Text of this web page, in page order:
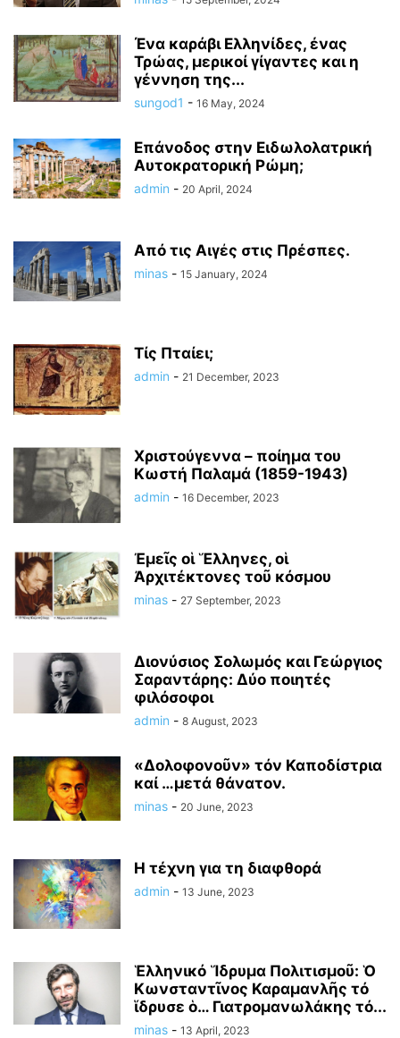
Ένα καράβι Ελληνίδες, ένας
Τρώας, μερικοί γίγαντες και η
γέννηση της...
sungod1 - 16 May, 2024
Επάνοδος στην Ειδωλολατρική
Αυτοκρατορική Ρώμη;
admin - 20 April, 2024
Από τις Αιγἐς στις Πρέσπες.
minas - 15 January, 2024
Τίς Πταίει;
admin - 21 December, 2023
Χριστούγεννα – ποίημα του
Κωστή Παλαμά (1859-1943)
admin - 16 December, 2023
Ἐμεῖς οἱ Ἕλληνες, οἱ
Ἀρχιτέκτονες τοῦ κόσμου
minas - 27 September, 2023
Διονύσιος Σολωμός και Γεώργιος
Σαραντάρης: Δύο ποιητές
φιλόσοφοι
admin - 8 August, 2023
«Δoλοφονοῦν» τόν Καποδίστρια
καί …μετά θάνατον.
minas - 20 June, 2023
Η τέχνη για τη διαφθορά
admin - 13 June, 2023
Ἑλληνικό Ἵδρυμα Πολιτισμοῦ: Ὁ
Kωνσταντῖνος Καραμανλῆς τό
ἵδρυσε ὁ… Γιατρομανωλάκης τό...
minas - 13 April, 2023